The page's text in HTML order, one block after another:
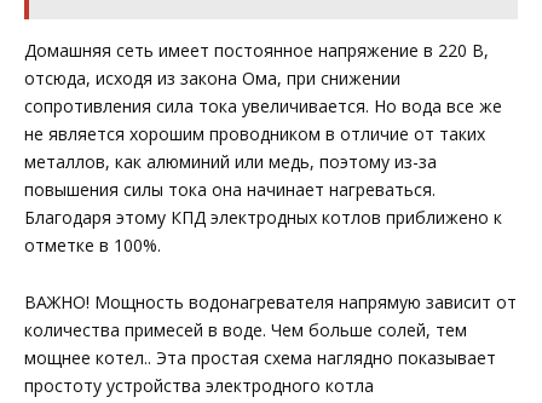
Домашняя сеть имеет постоянное напряжение в 220 В,
отсюда, исходя из закона Ома, при снижении
сопротивления сила тока увеличивается. Но вода все же
не является хорошим проводником в отличие от таких
металлов, как алюминий или медь, поэтому из-за
повышения силы тока она начинает нагреваться.
Благодаря этому КПД электродных котлов приближено к
отметке в 100%.
ВАЖНО! Мощность водонагревателя напрямую зависит от
количества примесей в воде. Чем больше солей, тем
мощнее котел.. Эта простая схема наглядно показывает
простоту устройства электродного котла